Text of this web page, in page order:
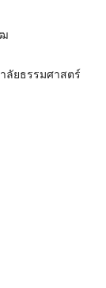
ลัยธรรมศาสตร์